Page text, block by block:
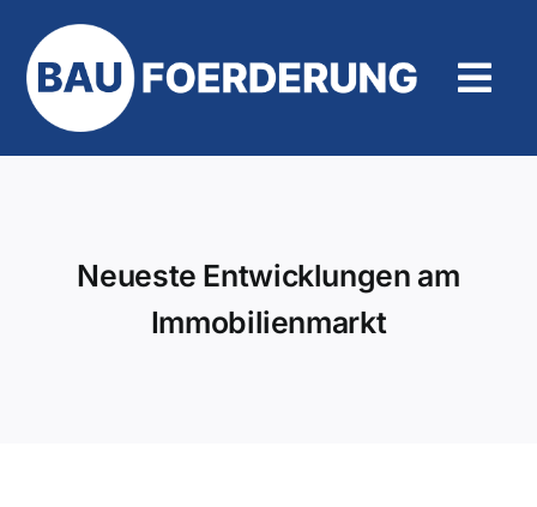
Inhalt
springen
Neueste Entwicklungen am
Immobilienmarkt